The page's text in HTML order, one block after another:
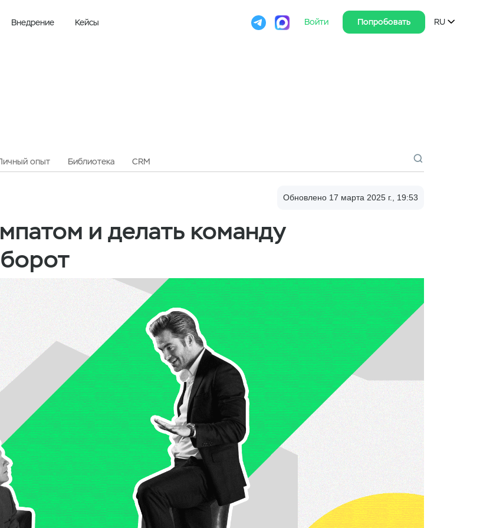
Внедрение Кейсы Войти Попробовать RU 
опыт Библиотека CRM 
Обновлено 17 марта 2025 г., 19:53
и делать команду